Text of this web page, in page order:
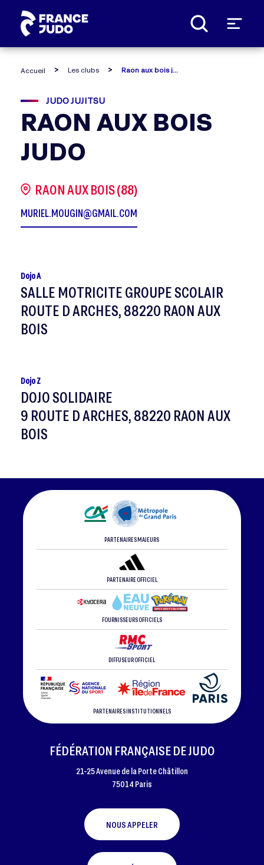
Accueil Les clubs
JUDO JUJITSU
RAON AUX BOIS
JUDO
RAON AUX BOIS (88)
MURIEL.MOUGIN@GMAIL.COM
Dojo A
SALLE MOTRICITE GROUPE SCOLAIR
ROUTE D ARCHES, 88220 RAON AUX
BOIS
Dojo Z
DOJO SOLIDAIRE
9 ROUTE D ARCHES, 88220 RAON AUX
BOIS
PARTENAIRES MAJEURS
PARTENAIRE OFFICIEL
FOURNISSEURS OFFICIELS
DIFFUSEUR OFFICIEL
PARTENAIRES INSTITUTIONNELS
FÉDÉRATION FRANÇAISE DE JUDO
21-25 Avenue de la Porte Châtillon
75014 Paris
NOUS APPELER